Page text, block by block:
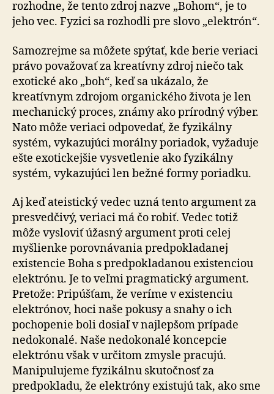
rozhodne, že tento zdroj nazve „Bohom“, je to
jeho vec. Fyzici sa rozhodli pre slovo „elektrón“.
Samozrejme sa môžete spýtať, kde berie veriaci
právo považovať za kreatívny zdroj niečo tak
exotické ako „boh“, keď sa ukázalo, že
kreatívnym zdrojom organického života je len
mechanický proces, známy ako prírodný výber.
Nato môže veriaci odpovedať, že fyzikálny
systém, vykazujúci morálny poriadok, vyžaduje
ešte exotickejšie vysvetlenie ako fyzikálny
systém, vykazujúci len bežné formy poriadku.
Aj keď ateistický vedec uzná tento argument za
presvedčivý, veriaci má čo robiť. Vedec totiž
môže vysloviť úžasný argument proti celej
myšlienke porovnávania predpokladanej
existencie Boha s predpokladanou existenciou
elektrónu. Je to veľmi pragmatický argument.
Pretože: Pripúšťam, že veríme v existenciu
elektrónov, hoci naše pokusy a snahy o ich
pochopenie boli dosiaľ v najlepšom prípade
nedokonalé. Naše nedokonalé koncepcie
elektrónu však v určitom zmysle pracujú.
Manipulujeme fyzikálnu skutočnosť za
predpokladu, že elektróny existujú tak, ako sme